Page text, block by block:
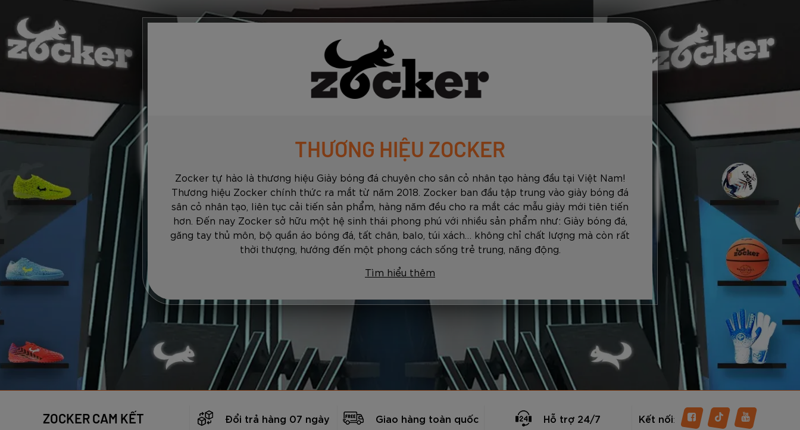
THƯƠNG HIỆU ZOCKER
Zocker tự hào là thương hiệu Giày bóng đá chuyên cho sân cỏ nhân tạo hàng đầu tại Việt Nam!
Thương hiệu Zocker chính thức ra mắt từ năm 2018. Zocker ban đầu tập trung vào giày bóng đá
sân cỏ nhân tạo, liên tục cải tiến sản phẩm, hàng năm đều cho ra mắt các mẫu giày mới tiên tiến
hơn. Đến nay Zocker sở hữu một hệ sinh thái phong phú với nhiều sản phẩm như: Giày bóng đá,
găng tay thủ môn, bộ quần áo bóng đá, tất chân, balo, túi xách… không chỉ chất lượng mà còn rất
thời thượng, hướng đến một phong cách sống trẻ trung, năng động.
Tìm hiểu thêm
ZOCKER CAM KẾT Đổi trả hàng 07 ngày Giao hàng toàn quốc Hỗ trợ 24/7 Kết nối: